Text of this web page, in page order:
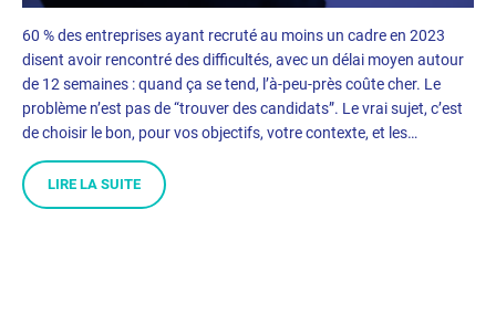
60 % des entreprises ayant recruté au moins un cadre en 2023
disent avoir rencontré des difficultés, avec un délai moyen autour
de 12 semaines : quand ça se tend, l’à-peu-près coûte cher. Le
problème n’est pas de “trouver des candidats”. Le vrai sujet, c’est
de choisir le bon, pour vos objectifs, votre contexte, et les…
LIRE LA SUITE